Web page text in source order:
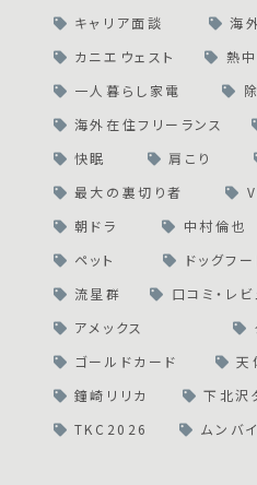
キャリア面談
海
カニエウェスト
熱
一人暮らし家電
海外在住フリーランス
快眠
肩こり
最大の裏切り者
朝ドラ
中村倫也
ペット
ドッグフー
流星群
口コミ・レ
アメックス
ゴールドカード
天
鐘崎リリカ
下北沢
TKC2026
ムンバイ